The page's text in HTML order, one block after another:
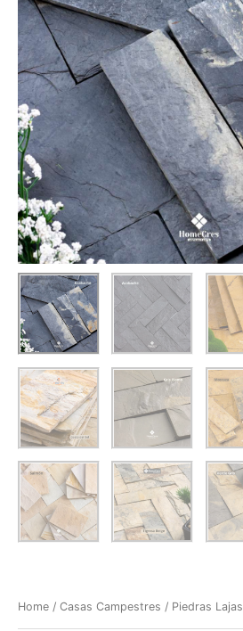
Home / Casas Campestres / Piedras Lajas